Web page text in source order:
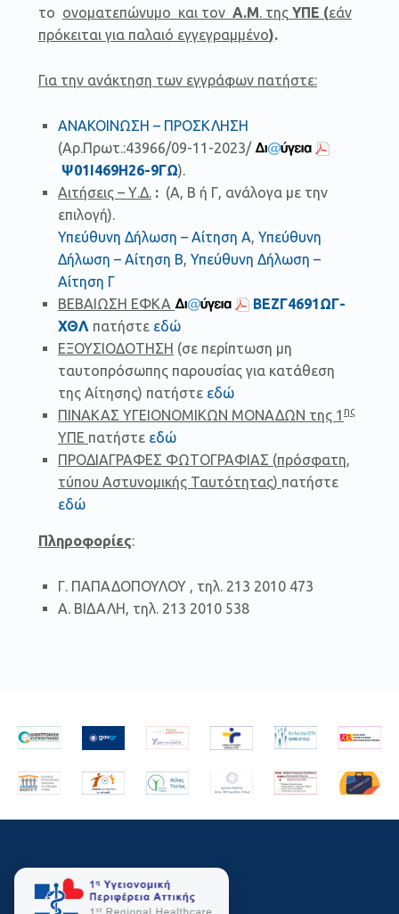
το ονοματεπώνυμο και τον Α.Μ. τηςΥΠΕ (εάν
πρόκειται για παλαιό εγγεγραμμένο).
Για την ανάκτηση των εγγράφων πατήστε:
ΑΝΑΚΟΙΝΩΣΗ – ΠΡΟΣΚΛΗΣΗ
(Αρ.Πρωτ.:43966/09-11-2023/
Ψ01Ι469Η26-9ΓΩ).
Αιτήσεις – Υ.Δ.: (Α, Β ή Γ, ανάλογα με την
επιλογή).
Υπεύθυνη Δήλωση – Αίτηση Α, Υπεύθυνη
Δήλωση – Αίτηση Β, Υπεύθυνη Δήλωση –
Αίτηση Γ
ΒΕΒΑΙΩΣΗ ΕΦΚΑ
ΒΕΖΓ4691ΩΓ-
ΧΘΛ πατήστε εδώ
ΕΞΟΥΣΙΟΔΟΤΗΣΗ (σε περίπτωση μη
ταυτοπρόσωπης παρουσίας για κατάθεση
της Αίτησης) πατήστε εδώ
ΠΙΝΑΚΑΣ ΥΓΕΙΟΝΟΜΙΚΩΝ ΜΟΝΑΔΩΝ της 1 ης
ΥΠΕ πατήστε εδώ
ΠΡΟΔΙΑΓΡΑΦΕΣ ΦΩΤΟΓΡΑΦΙΑΣ (πρόσφατη,
τύπου Αστυνομικής Ταυτότητας) πατήστε
εδώ
Πληροφορίες:
Γ. ΠΑΠΑΔΟΠΟΥΛΟΥ , τηλ. 213 2010 473
Α. ΒΙΔΑΛΗ, τηλ. 213 2010 538